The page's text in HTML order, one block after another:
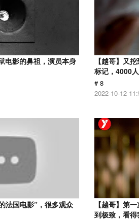
电影的鼻祖，演员本身
【越哥】又
标记，4000
# 8
2022-10-12
法国电影”，很多观众
【越哥】第
到极致，看